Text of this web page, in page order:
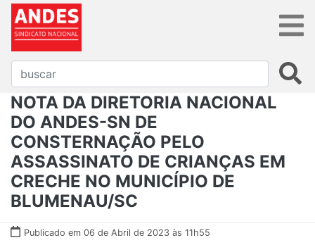
NOTA DA DIRETORIA NACIONAL
DO ANDES-SN DE
CONSTERNAÇÃO PELO
ASSASSINATO DE CRIANÇAS EM
CRECHE NO MUNICÍPIO DE
BLUMENAU/SC
Publicado em 06 de Abril de 2023 às 11h55